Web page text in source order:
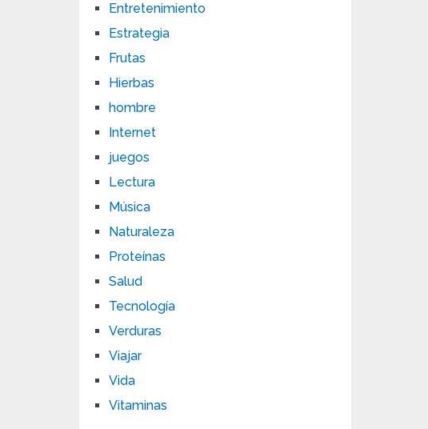
Entretenimiento
Estrategia
Frutas
Hierbas
hombre
Internet
juegos
Lectura
Música
Naturaleza
Proteínas
Salud
Tecnología
Verduras
Viajar
Vida
Vitaminas